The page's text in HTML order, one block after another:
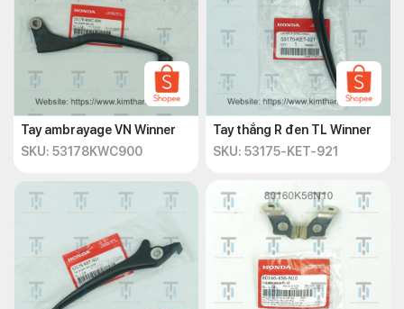
Tay ambrayage VN Winner
SKU: 53178KWC900
Tay thắng R đen TL Winner
SKU: 53175-KET-921